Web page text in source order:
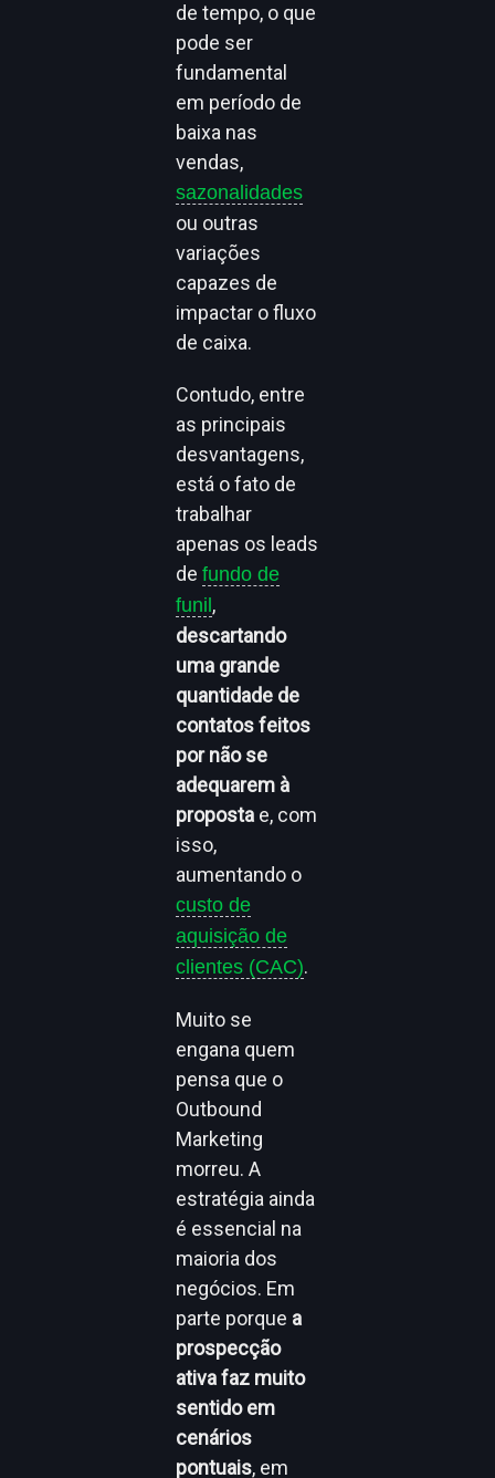
de tempo, o que
pode ser
fundamental
em período de
baixa nas
vendas,
sazonalidades
ou outras
variações
capazes de
impactar o fluxo
de caixa.
Contudo, entre
as principais
desvantagens,
está o fato de
trabalhar
apenas os leads
defundo de
funil ,
descartando
uma grande
quantidade de
contatos feitos
por não se
adequarem à
proposta e, com
isso,
aumentando o
custo de
aquisição de
clientes (CAC).
Muito se
engana quem
pensa que o
Outbound
Marketing
morreu. A
estratégia ainda
é essencial na
maioria dos
negócios. Em
parte porque a
prospecção
ativa faz muito
sentido em
cenários
pontuais, em